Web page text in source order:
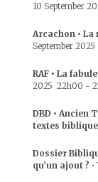
10 September
Arcachon •
September 2025
RAF • La
2025 22h00 -
DBD • Ancien
textes
Dossier
qu’un ajout ? •